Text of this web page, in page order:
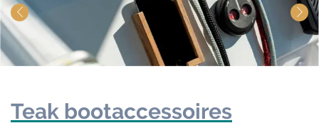
Teak bootaccessoires